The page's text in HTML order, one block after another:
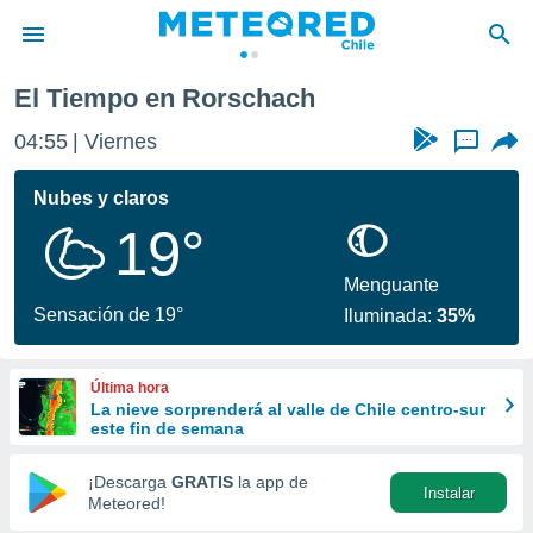
de
por
se
calidad.
a este
las
y
forma
digital
basada
El Tiempo en Rorschach
04:55 Viernes ...
Nubes y claros
19°
Sensación de 19°
Menguante
Iluminada:35%
Última hora
La nieve sorprenderá al valle de Chile centro-sur
este fin de semana
¡Descarga GRATIS la app de
Meteored!
Instalar